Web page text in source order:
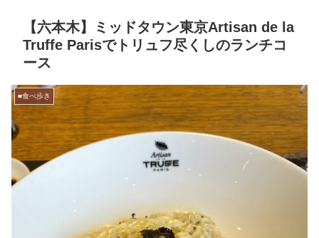
【六本木】ミッドタウン東京Artisan de la
Truffe Parisでトリュフ尽くしのランチコ
ース
■食べ歩き